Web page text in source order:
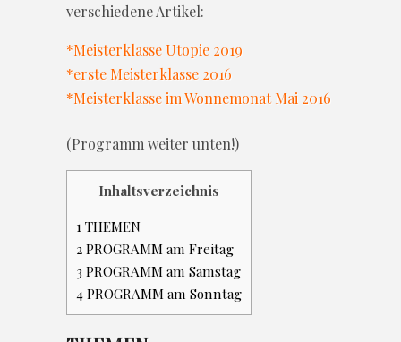
verschiedene Artikel:
*Meisterklasse Utopie 2019
*erste Meisterklasse 2016
*Meisterklasse im Wonnemonat Mai 2016
(Programm weiter unten!)
Inhaltsverzeichnis
1 THEMEN
2 PROGRAMM am Freitag
3 PROGRAMM am Samstag
4 PROGRAMM am Sonntag